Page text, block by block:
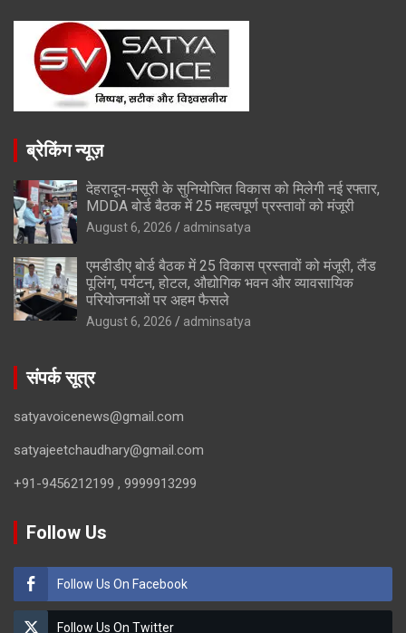
ब्रेकिंग न्यूज़
देहरादून-मसूरी के सुनियोजित विकास को मिलेगी नई रफ्तार,
MDDA बोर्ड बैठक में 25 महत्वपूर्ण प्रस्तावों को मंजूरी
August 6, 2026 adminsatya
एमडीडीए बोर्ड बैठक में 25 विकास प्रस्तावों को मंजूरी, लैंड
पूलिंग, पर्यटन, होटल, औद्योगिक भवन और व्यावसायिक
परियोजनाओं पर अहम फैसले
August 6, 2026 adminsatya
संपर्क सूत्र
satyavoicenews@gmail.com
satyajeetchaudhary@gmail.com
+91-9456212199 , 9999913299
Follow Us
Follow Us On Facebook
Follow Us On Twitter